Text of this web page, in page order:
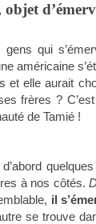
objet
qui
américaine
et elle aurait
frères ?
de Tamié !
à nos côtés.
il
se trouve